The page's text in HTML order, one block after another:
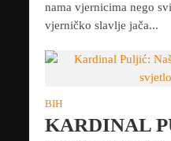
nama vjernicima nego
vjerničko slavlje jača...
BIH
KARDINAL